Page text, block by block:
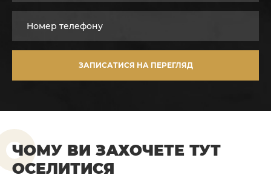
ЗАПИСАТИСЯ НА ПЕРЕГЛЯД
ЧОМУ ВИ ЗАХОЧЕТЕ ТУТ
ОСЕЛИТИСЯ